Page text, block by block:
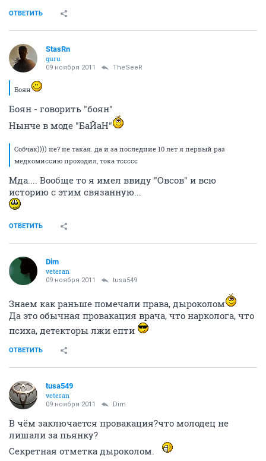
ОТВЕТИТЬ
StasRn
guru
09 ноября 2011 TheSeeR
Боян
Боян - говорить "боян"
Нынче в моде "БаЙаН"
Собчак)))) не? не такая. да и за последние 10 лет я первый раз
медкомиссию проходил, тока тссссс
Мда.... Вообще то я имел ввиду "Овсов" и всю
историю с этим связанную...
ОТВЕТИТЬ
Dim
veteran
09 ноября 2011 tusa549
Знаем как раньше помечали права, дыроколом
Да это обычная провакация врача, что нарколога, что
психа, детекторы лжи епти
ОТВЕТИТЬ
tusa549
veteran
09 ноября 2011 Dim
В чём заключается провакация?что молодец не
лишали за пьянку?
Секретная отметка дыроколом.